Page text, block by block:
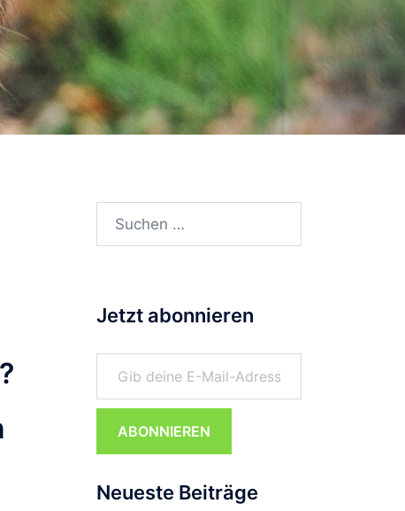
Suchen
Jetzt abonnieren
Gib deine E-Mail-Adresse ein ...
ABONNIEREN
Neueste Beiträge